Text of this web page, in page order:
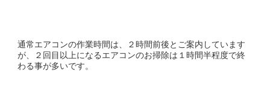
通常エアコンの作業時間は、２時間前後とご案内しています
が、２回目以上になるエアコンのお掃除は１時間半程度で終
わる事が多いです。